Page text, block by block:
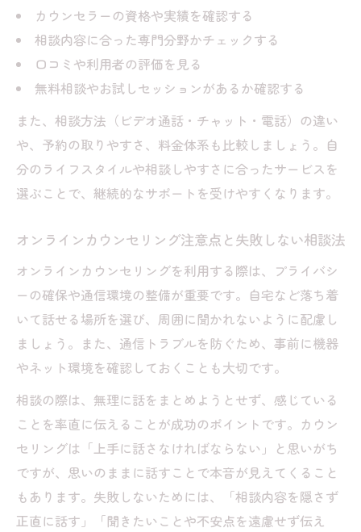
カウンセラーの資格や実績を確認する
相談内容に合った専門分野かチェックする
口コミや利用者の評価を見る
無料相談やお試しセッションがあるか確認する
また、相談方法（ビデオ通話・チャット・電話）の違い
や、予約の取りやすさ、料金体系も比較しましょう。自
分のライフスタイルや相談しやすさに合ったサービスを
選ぶことで、継続的なサポートを受けやすくなります。
オンラインカウンセリング注意点と失敗しない相談法
オンラインカウンセリングを利用する際は、プライバシ
ーの確保や通信環境の整備が重要です。自宅など落ち着
いて話せる場所を選び、周囲に聞かれないように配慮し
ましょう。また、通信トラブルを防ぐため、事前に機器
やネット環境を確認しておくことも大切です。
相談の際は、無理に話をまとめようとせず、感じている
ことを率直に伝えることが成功のポイントです。カウン
セリングは「上手に話さなければならない」と思いがち
ですが、思いのままに話すことで本音が見えてくること
もあります。失敗しないためには、「相談内容を隠さず
正直に話す」「聞きたいことや不安点を遠慮せず伝え